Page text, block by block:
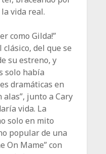
vida real.
como Gilda!”
del que se
su estreno, y
solo había
dramáticas en
alas”, junto a Cary
vida. La
solo en mito
popular de una
On Mame” con